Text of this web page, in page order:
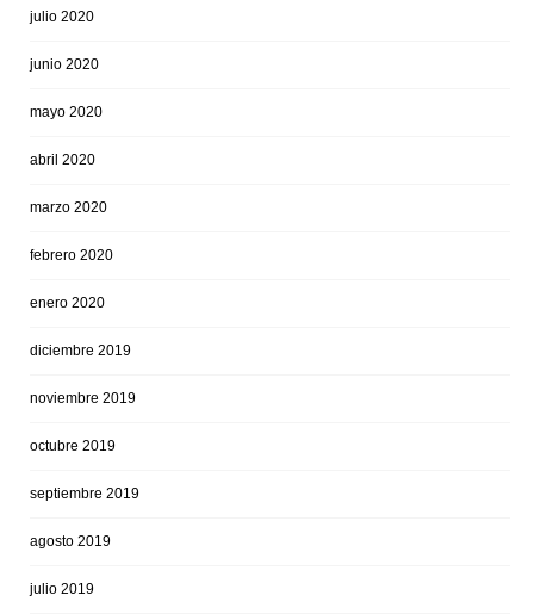
julio 2020
junio 2020
mayo 2020
abril 2020
marzo 2020
febrero 2020
enero 2020
diciembre 2019
noviembre 2019
octubre 2019
septiembre 2019
agosto 2019
julio 2019